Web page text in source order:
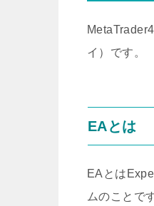
イ）です。
EAとは
EAとは
ムのことで